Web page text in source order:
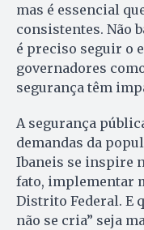
mas é essencial
consistentes. Não
é preciso seguir o
governadores
segurança têm
A segurança
demandas da
Ibaneis se inspire
fato, implementar
Distrito Federal. E
não se cria” seja